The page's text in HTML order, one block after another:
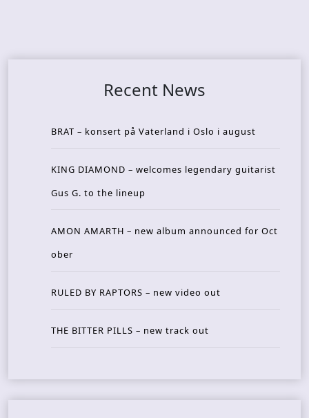
Recent News
BRAT – konsert på Vaterland i Oslo i august
KING DIAMOND – welcomes legendary guitarist
Gus G. to the lineup
AMON AMARTH – new album announced for Oct
ober
RULED BY RAPTORS – new video out
THE BITTER PILLS – new track out